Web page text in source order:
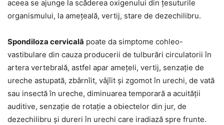
aceea se ajunge la scăderea oxigenului din țesuturile
organismului, la amețeală, vertij, stare de dezechilibru.
Spondiloza cervicală poate da simptome cohleo-
vastibulare din cauza producerii de tulburări circulatorii în
artera vertebrală, astfel apar amețeli, vertij, senzație de
ureche astupată, zbârnîit, vâjîit și zgomot în urechi, de vată
sau insectă în ureche, diminuarea temporară a acuității
auditive, senzație de rotație a obiectelor din jur, de
dezechilibru și dureri în urechi care iradiază spre frunte.